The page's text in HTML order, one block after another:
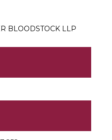
BLOODSTOCK LLP